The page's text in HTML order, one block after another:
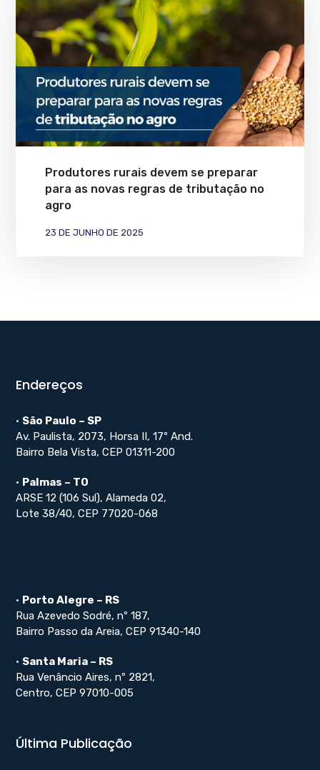
Produtores rurais devem se preparar
para as novas regras de tributação no
agro
23 DE JUNHO DE 2025
Endereços
• São Paulo – SP
Av. Paulista, 2073, Horsa II, 17º And.
Bairro Bela Vista, CEP 01311-200
• Palmas – TO
ARSE 12 (106 Sul), Alameda 02,
Lote 38/40, CEP 77020-068
• Porto Alegre – RS
Rua Azevedo Sodré, nº 187,
Bairro Passo da Areia, CEP 91340-140
• Santa Maria – RS
Rua Venâncio Aires, nº 2821,
Centro, CEP 97010-005
Última Publicação